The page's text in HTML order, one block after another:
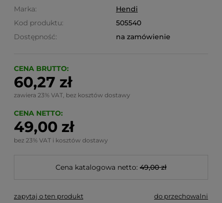
Marka:
Hendi
Kod produktu:
505540
Dostępność:
na zamówienie
CENA BRUTTO:
60,27 zł
zawiera 23% VAT, bez kosztów dostawy
CENA NETTO:
49,00 zł
bez 23% VAT i kosztów dostawy
Cena katalogowa netto: 49,00 zł
zapytaj o ten produkt do przechowalni